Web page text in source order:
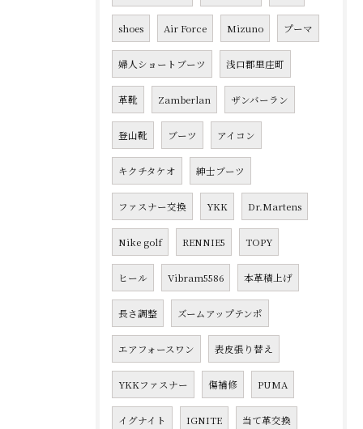
shoes Air Force Mizuno プーマ
婦人ショートブーツ 浅口郡里庄町
革靴 Zamberlan ザンバーラン
登山靴 ブーツ アイコン
キクチタケオ 紳士ブーツ
ファスナー交換 YKK Dr.Martens
Nike golf RENNIE5 TOPY
ヒール Vibram5586 本革積上げ
長さ調整 ズームアップテンポ
エアフォースワン 表皮張り替え
YKKファスナー 傷補修 PUMA
イグナイト IGNITE 当て革交換